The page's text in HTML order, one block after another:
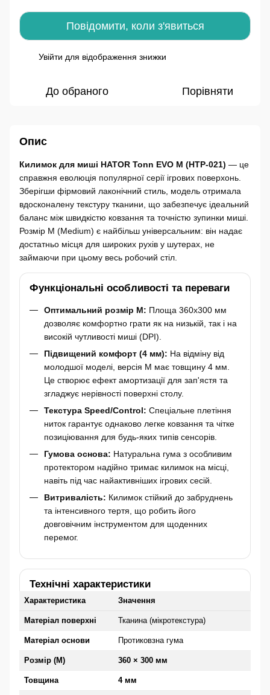
Повідомити, коли з'явиться
Увійти для відображення знижки
До обраного Порівняти
Опис
Килимок для миші HATOR Tonn EVO M (HTP-021) — це
справжня еволюція популярної серії ігрових поверхонь.
Зберігши фірмовий лаконічний стиль, модель отримала
вдосконалену текстуру тканини, що забезпечує ідеальний
баланс між швидкістю ковзання та точністю зупинки миші.
Розмір M (Medium) є найбільш універсальним: він надає
достатньо місця для широких рухів у шутерах, не
займаючи при цьому весь робочий стіл.
Функціональні особливості та переваги
Оптимальний розмір M: Площа 360x300 мм
дозволяє комфортно грати як на низькій, так і на
високій чутливості миші (DPI).
Підвищений комфорт (4 мм): На відміну від
молодшої моделі, версія M має товщину 4 мм.
Це створює ефект амортизації для зап'ястя та
згладжує нерівності поверхні столу.
Текстура Speed/Control: Спеціальне плетіння
ниток гарантує однаково легке ковзання та чітке
позиціювання для будь-яких типів сенсорів.
Гумова основа: Натуральна гума з особливим
протектором надійно тримає килимок на місці,
навіть під час найактивніших ігрових сесій.
Витривалість: Килимок стійкий до забруднень
та інтенсивного тертя, що робить його
довговічним інструментом для щоденних
перемог.
Технічні характеристики
Характеристика Значення
Матеріал поверхні Тканина (мікротекстура)
Матеріал основи Протиковзна гума
Розмір (M) 360 × 300 мм
Товщина 4 мм